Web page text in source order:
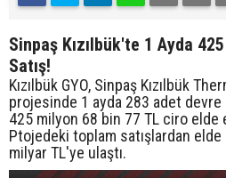
Sinpaş Kızılbük'te 1 Ayda
Satış!
Kızılbük GYO, Sinpaş Kızılbük
projesinde 1 ayda 283 adet devre
425 milyon 68 bin 77 TL ciro elde
Ptojedeki toplam satışlardan
milyar TL'ye ulaştı.